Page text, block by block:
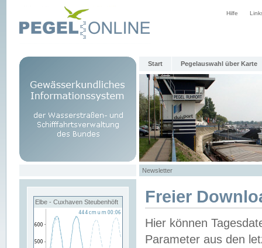
Hilfe
Start Pegelauswahl über Karte
Newsletter
Elbe - Cuxhaven Steubenhöft Freier
Hier können
Parameter aus den